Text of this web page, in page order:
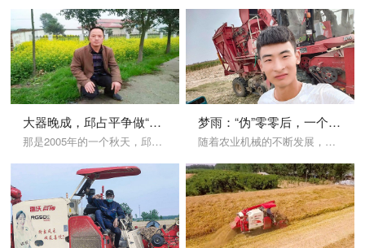
大器晚成，邱占平争做“甘肃第一农机手”
那是2005年的一个秋天，邱占平吃完晚饭就回屋内躺下了，屋里灯光有些昏暗，沉寂的空气突然被妻子刷碗的叮当声打破，邱师傅听在耳里却缺少了以前的温馨，显得颇为刺痛……
梦雨：“伪”零零后，一个在农机上长大的男人
随着农业机械的不断发展，农机手队伍也不断壮大，如果说老一辈的农机手入行是为了挣钱养家糊口，那有着更多选择的新一代的90后甚至00后农机手入行，是为什么呢？